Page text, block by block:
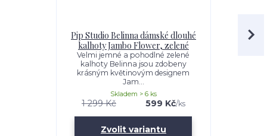
Pip Studio Belinna dámské dlouhé
kalhoty Jambo Flower, zelené
Velmi jemné a pohodlné zelené
kalhoty Belinna jsou zdobeny
krásným květinovým designem
Jam...
1 299 Kč 599 Kč/ks
Skladem > 6 ks
Zvolit variantu
Pip